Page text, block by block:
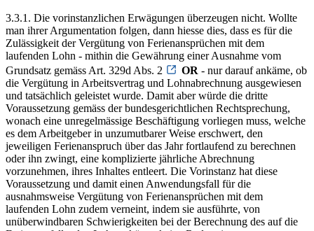
3.3.1. Die vorinstanzlichen Erwägungen überzeugen nicht. Wollte
man ihrer Argumentation folgen, dann hiesse dies, dass es für die
Zulässigkeit der Vergütung von Ferienansprüchen mit dem
laufenden Lohn - mithin die Gewährung einer Ausnahme vom
Grundsatz gemäss Art. 329d Abs. 2
OR - nur darauf ankäme, ob
die Vergütung in Arbeitsvertrag und Lohnabrechnung ausgewiesen
und tatsächlich geleistet wurde. Damit aber würde die dritte
Voraussetzung gemäss der bundesgerichtlichen Rechtsprechung,
wonach eine unregelmässige Beschäftigung vorliegen muss, welche
es dem Arbeitgeber in unzumutbarer Weise erschwert, den
jeweiligen Ferienanspruch über das Jahr fortlaufend zu berechnen
oder ihn zwingt, eine komplizierte jährliche Abrechnung
vorzunehmen, ihres Inhaltes entleert. Die Vorinstanz hat diese
Voraussetzung und damit einen Anwendungsfall für die
ausnahmsweise Vergütung von Ferienansprüchen mit dem
laufenden Lohn zudem verneint, indem sie ausführte, von
unüberwindbaren Schwierigkeiten bei der Berechnung des auf die